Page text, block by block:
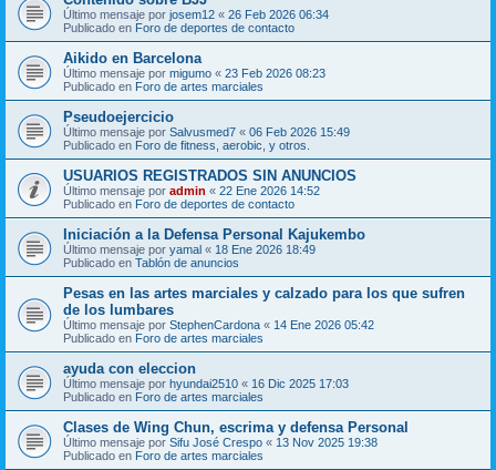
Último mensaje por josem12 « 26 Feb 2026 06:34
Publicado en Foro de deportes de contacto
Aikido en Barcelona
Último mensaje por migumo « 23 Feb 2026 08:23
Publicado en Foro de artes marciales
Pseudoejercicio
Último mensaje por Salvusmed7 « 06 Feb 2026 15:49
Publicado en Foro de fitness, aerobic, y otros.
USUARIOS REGISTRADOS SIN ANUNCIOS
Último mensaje por admin « 22 Ene 2026 14:52
Publicado en Foro de deportes de contacto
Iniciación a la Defensa Personal Kajukembo
Último mensaje por yamal « 18 Ene 2026 18:49
Publicado en Tablón de anuncios
Pesas en las artes marciales y calzado para los que sufren
de los lumbares
Último mensaje por StephenCardona « 14 Ene 2026 05:42
Publicado en Foro de artes marciales
ayuda con eleccion
Último mensaje por hyundai2510 « 16 Dic 2025 17:03
Publicado en Foro de artes marciales
Clases de Wing Chun, escrima y defensa Personal
Último mensaje por Sifu José Crespo « 13 Nov 2025 19:38
Publicado en Foro de artes marciales